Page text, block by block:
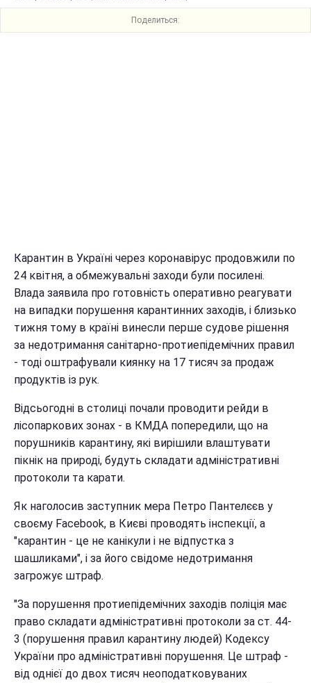
Поделиться:
Карантин в Україні через коронавірус продовжили по
24 квітня, а обмежувальні заходи були посилені.
Влада заявила про готовність оперативно реагувати
на випадки порушення карантинних заходів, і близько
тижня тому в країні винесли перше судове рішення
за недотримання санітарно-протиепідемічних правил
- тоді оштрафували киянку на 17 тисяч за продаж
продуктів із рук.
Відсьогодні в столиці почали проводити рейди в
лісопаркових зонах - в КМДА попередили, що на
порушників карантину, які вирішили влаштувати
пікнік на природі, будуть складати адміністративні
протоколи та карати.
Як наголосив заступник мера Петро Пантелєєв у
своєму Facebook, в Києві проводять інспекції, а
"карантин - це не канікули і не відпустка з
шашликами", і за його свідоме недотримання
загрожує штраф.
"За порушення протиепідемічних заходів поліція має
право складати адміністративні протоколи за ст. 44-
3 (порушення правил карантину людей) Кодексу
України про адміністративні порушення. Це штраф -
від однієї до двох тисяч неоподатковуваних